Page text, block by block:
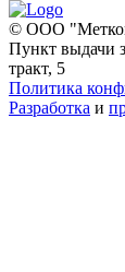
© ООО
Пункт выдачи
тракт, 5
Политика
Разработка и